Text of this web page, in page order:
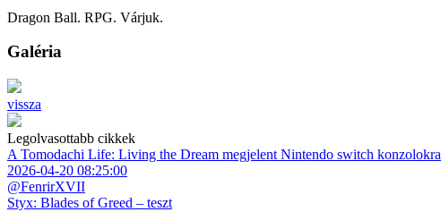
Dragon Ball. RPG. Várjuk.
Galéria
vissza
Legolvasottabb cikkek
A Tomodachi Life: Living the Dream megjelent Nintendo switch konzolokra
2026-04-20 08:25:00
@FenrirXVII
Styx: Blades of Greed – teszt